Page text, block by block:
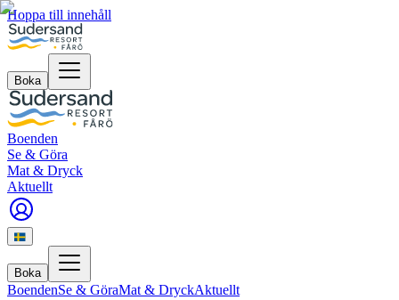
Hoppa till innehåll
Boka
Boenden
Se & Göra
Mat & Dryck
Aktuellt
Boka
BoendenSe & GöraMat & DryckAktuellt